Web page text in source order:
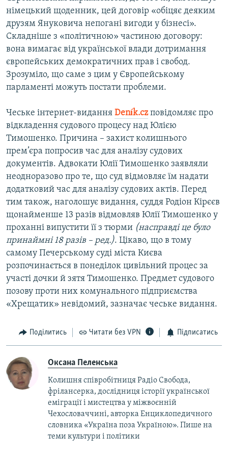
німецький щоденник, цей договір «обіцяє деяким
друзям Януковича непогані вигоди у бізнесі».
Складніше з «політичною» частиною договору:
вона вимагає від української влади дотримання
європейських демократичних прав і свобод.
Зрозуміло, що саме з цим у Європейському
парламенті можуть постати проблеми.
Чеське інтернет-видання Deník.czповідомляє про
відкладення судового процесу над Юлією
Тимошенко. Причина – захист колишнього
прем’єра попросив час для аналізу судових
документів. Адвокати Юлії Тимошенко заявляли
неодноразово про те, що суд відмовляє їм надати
додатковий час для аналізу судових актів. Перед
тим також, наголошує видання, суддя Родіон Кірєєв
щонайменше 13 разів відмовляв Юлії Тимошенко у
проханні випустити її з тюрми (насправді це було
принаймні 18 разів – ред.). Цікаво, що в тому
самому Печерському суді міста Києва
розпочинається в понеділок цивільний процес за
участі дочки й зятя Тимошенко. Предмет судового
позову проти них комунального підприємства
«Хрещатик» невідомий, зазначає чеське видання.
Поділитись Читати без VPN Підписатись
Оксана Пеленська
Колишня співробітниця Радіо Свобода,
фрілансерка, дослідниця історії української
еміграції і мистецтва у міжвоєнній
Чехословаччині, авторка Енциклопедичного
словника «Україна поза Україною». Пише на
теми культури і політики